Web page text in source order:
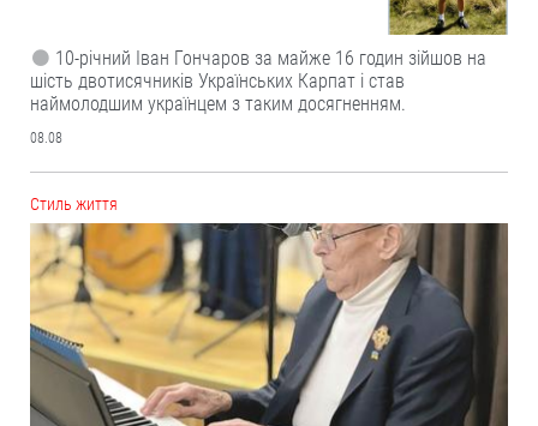
10-річний Іван Гончаров за майже 16 годин зійшов на
шість двотисячників Українських Карпат і став
наймолодшим українцем з таким досягненням.
08.08
Cтиль життя